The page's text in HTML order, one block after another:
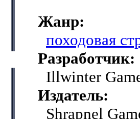
Жанр:
походовая
Разработчик:
Illwinter
Издатель:
Shrapnel